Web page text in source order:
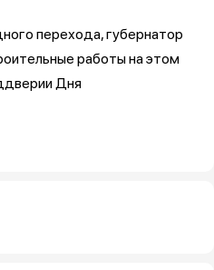
перехода, губернатор
работы на этом
Дня